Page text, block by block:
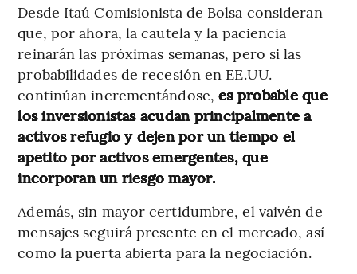
Desde Itaú Comisionista de Bolsa consideran
que, por ahora, la cautela y la paciencia
reinarán las próximas semanas, pero si las
probabilidades de recesión en EE.UU.
continúan incrementándose, es probable que
los inversionistas acudan principalmente a
activos refugio y dejen por un tiempo el
apetito por activos emergentes, que
incorporan un riesgo mayor.
Además, sin mayor certidumbre, el vaivén de
mensajes seguirá presente en el mercado, así
como la puerta abierta para la negociación.